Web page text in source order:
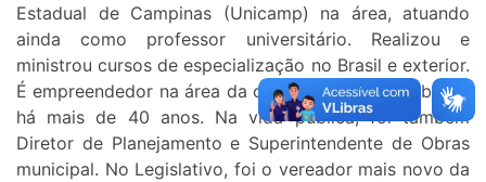
Estadual de Campinas (Unicamp) na área, atuando
ainda como professor universitário. Realizou e
ministrou cursos de especialização no Brasil e exterior.
É empreendedor na área da construção civil itatibense
há mais de 40 anos. Na vida pública, foi também
Diretor de Planejamento e Superintendente de Obras
municipal. No Legislativo, foi o vereador mais novo da